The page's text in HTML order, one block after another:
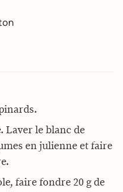
Laver le blanc de
en julienne et faire
faire fondre 20 g de